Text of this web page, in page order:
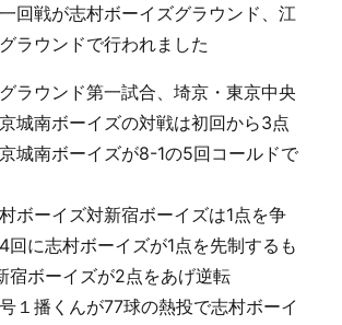
回戦が志村ボーイズグラウンド、江
ラウンドで行われました
ラウンド第一試合、埼京・東京中央
城南ボーイズの対戦は初回から3点
城南ボーイズが8-1の5回コールドで
ボーイズ対新宿ボーイズは1点を争
回に志村ボーイズが1点を先制するも
宿ボーイズが2点をあげ逆転
１播くんが77球の熱投で志村ボーイ